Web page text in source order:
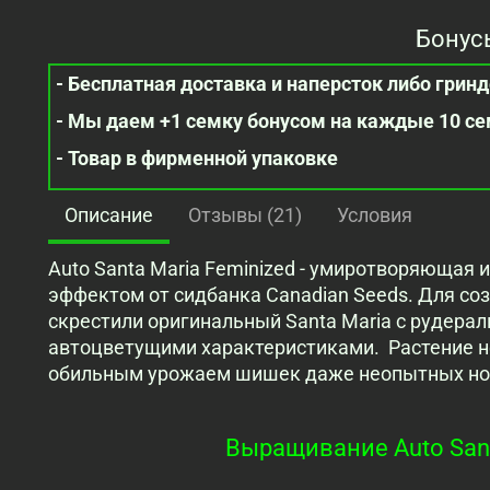
- Бесплатная доставка и наперсток либо
- Мы даем +1 семку бонусом на каждые 10
- Товар в фирменной упаковке
Описание Отзывы (21) Условия
Auto Santa Maria Feminized - умиротворяющая
эффектом от сидбанка Canadian Seeds. Для
скрестили оригинальный Santa Maria с
автоцветущими характеристиками. Растение
обильным урожаем шишек даже неопытных
Выращивание Auto